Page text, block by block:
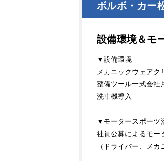
ボルボ・カー
設備環境＆モ
▼設備環境
メカニックウェアク
整備ツール一式会社
洗車機導入
▼モータースポーツ
社員公募によるモー
（ドライバー、メカ